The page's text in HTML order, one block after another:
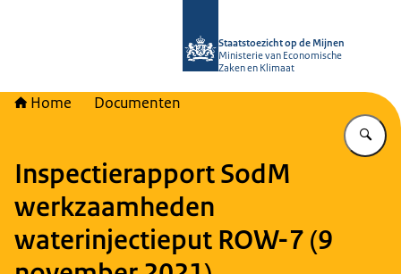
Staatstoezicht op de Mijnen
Ministerie van Economische
Zaken en Klimaat
Home Documenten
Inspectierapport SodM
werkzaamheden
waterinjectieput ROW-7 (9